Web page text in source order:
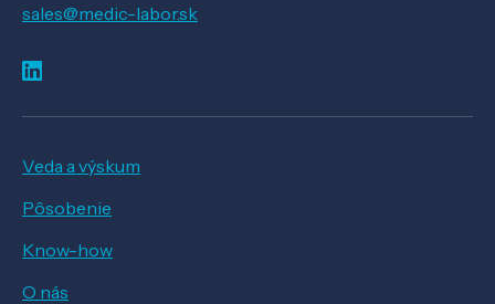
sales@medic-labor.sk
Veda a výskum
Pôsobenie
Know-how
O nás